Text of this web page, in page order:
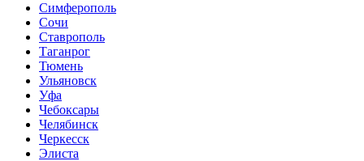
Симферополь
Сочи
Ставрополь
Таганрог
Тюмень
Ульяновск
Уфа
Чебоксары
Челябинск
Черкесск
Элиста